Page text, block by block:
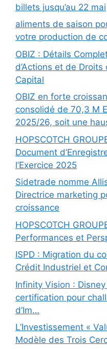
billets jusqu’au 22 mai
aliments de saison
votre production de
OBIZ : Détails
d’Actions et de
Capital
OBIZ en forte
consolidé de 70,3 M
2025/26, soit une
HOPSCOTCH
Document
l’Exercice 2025
Sidetrade nomme
Directrice marketing
croissance
HOPSCOTCH
Performances et
ISPD : Migration du
Crédit Industriel et
Infinity Vision :
certification pour
d’Im…
L’Investissement «
Modèle des Trois